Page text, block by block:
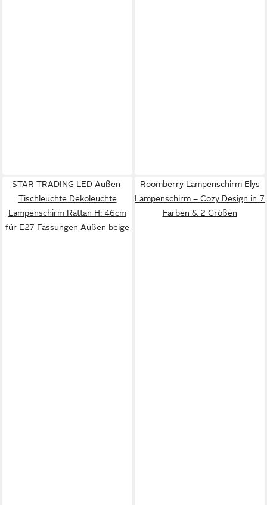
STAR TRADING LED Außen-
Tischleuchte Dekoleuchte
Lampenschirm Rattan H: 46cm
für E27 Fassungen Außen beige
Roomberry Lampenschirm Elys
Lampenschirm – Cozy Design in 7
Farben & 2 Größen